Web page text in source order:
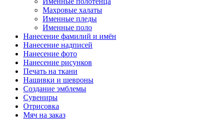
Махровые халаты
Именные пледы
Именные поло
Нанесение фамилий и имён
Нанесение надписей
Нанесение фото
Нанесение рисунков
Печать на ткани
Нашивки и шевроны
Создание эмблемы
Сувениры
Отрисовка
Мяч на заказ